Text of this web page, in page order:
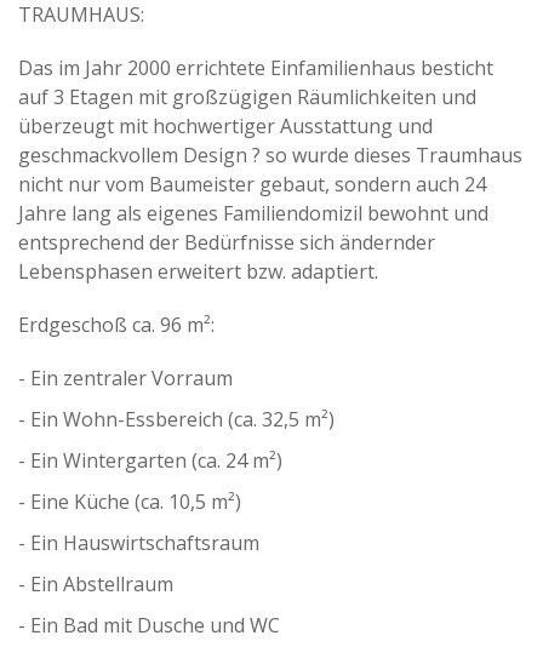
TRAUMHAUS:
Das im Jahr 2000 errichtete Einfamilienhaus besticht
auf 3 Etagen mit großzügigen Räumlichkeiten und
überzeugt mit hochwertiger Ausstattung und
geschmackvollem Design ? so wurde dieses Traumhaus
nicht nur vom Baumeister gebaut, sondern auch 24
Jahre lang als eigenes Familiendomizil bewohnt und
entsprechend der Bedürfnisse sich ändernder
Lebensphasen erweitert bzw. adaptiert.
Erdgeschoß ca. 96 m²:
- Ein zentraler Vorraum
- Ein Wohn-Essbereich (ca. 32,5 m²)
- Ein Wintergarten (ca. 24 m²)
- Eine Küche (ca. 10,5 m²)
- Ein Hauswirtschaftsraum
- Ein Abstellraum
- Ein Bad mit Dusche und WC